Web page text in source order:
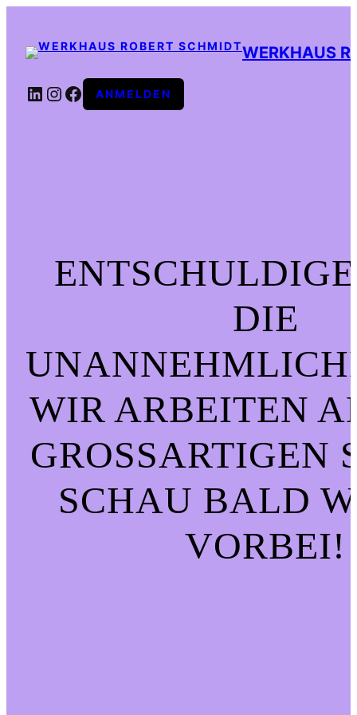
WERKHAUS
LINKEDIN
INSTAGRAM
FACEBOOK
ANMELDEN
DIE
WIR ARBEITEN
GROSSARTIGEN
CHAU BALD
ORBEI!